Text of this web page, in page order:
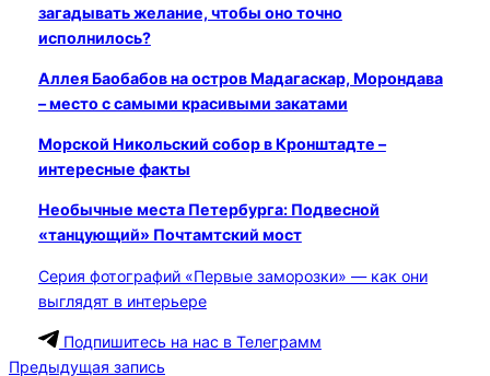
загадывать желание, чтобы оно точно
исполнилось?
Аллея Баобабов на остров Мадагаскар, Морондава
– место с самыми красивыми закатами
Морской Никольский собор в Кронштадте –
интересные факты
Необычные места Петербурга: Подвесной
«танцующий» Почтамтский мост
Серия фотографий «Первые заморозки» — как они
выглядят в интерьере
Подпишитесь на нас в Телеграмм
Предыдущая запись